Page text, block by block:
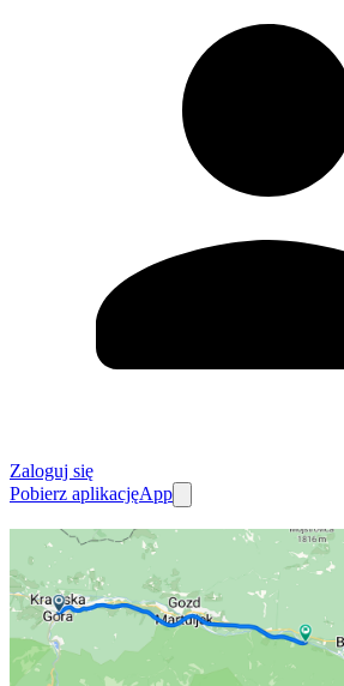
Zaloguj się
Pobierz aplikacjęApp